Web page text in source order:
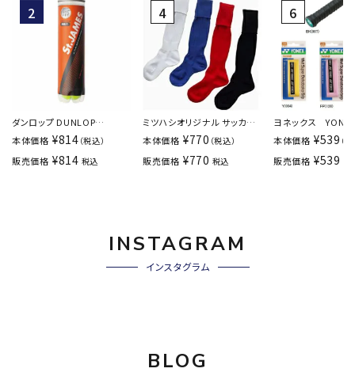
ダンロップ DUNLOP
St.JAMES セント・ジェーム
ボール STJAMESJ4TIN
本体価格 ¥814 （税込）
販売価格 ¥814 税込
ミツハシオリジナル サッカー
ソックス MH0001
本体価格 ¥770 （税込）
販売価格 ¥770 税込
ヨネックス
トスーパーデコボ
プテープ AC104
本体価格 ¥539 （
販売価格 ¥539
INSTAGRAM
インスタグラム
BLOG